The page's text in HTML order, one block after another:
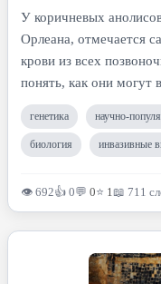
У коричневых
Орлеана, отмечается
крови из всех
понять, как они могут
генетика научно-
биология инвазивные
👁 692👍 0💬 0⭐ 1📖 711